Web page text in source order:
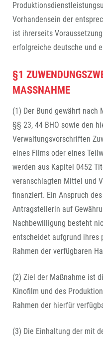
Vorhandensein der
ist ihrerseits
erfolgreiche deutsche und
§1
MASSNAHME
(1) Der Bund gewährt nach
§§ 23, 44 BHO sowie den
Verwaltungsvorschriften
eines Films oder eines
werden aus Kapitel 0452
veranschlagten Mittel und
finanziert. Ein Anspruch
Antragstellerin auf
Nachbewilligung besteht
entscheidet aufgrund ihres
Rahmen der verfügbaren
(2) Ziel der Maßnahme ist
Kinofilm und des
Rahmen der hierfür
(3) Die Einhaltung der mit